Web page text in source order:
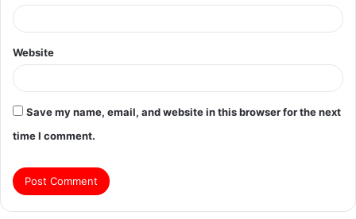
Website
Save my name, email, and website in this browser for the next
time I comment.